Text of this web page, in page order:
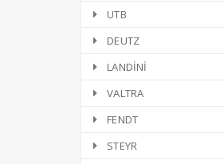
UTB
DEUTZ
LANDİNİ
VALTRA
FENDT
STEYR